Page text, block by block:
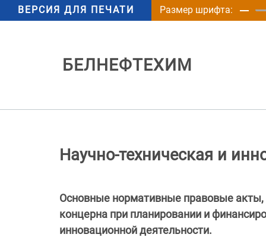
ВЕРСИЯ ДЛЯ ПЕЧАТИ Размер шрифта:
БЕЛНЕФТЕХИМ
Научно-техническая и
Основные нормативные правовые
концерна при планировании и
инновационной деятельности.